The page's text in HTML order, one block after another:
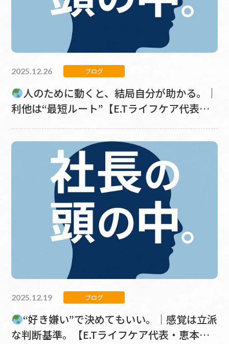
2025.12.26 ブログ
人のために動くと、結局自分が助かる。｜
利他は“最短ルート”【E.Tライフケア代表・
2025.12.19 ブログ
“好き嫌い”で決めてもいい。｜感覚は立派
な判断基準。【E.Tライフケア代表・恵本崇